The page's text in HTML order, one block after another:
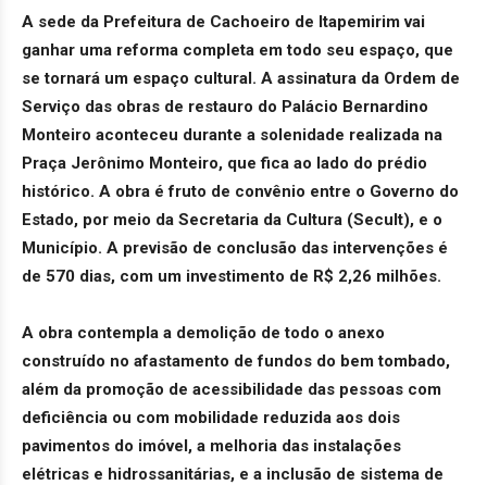
A sede da Prefeitura de Cachoeiro de Itapemirim vai
ganhar uma reforma completa em todo seu espaço, que
se tornará um espaço cultural. A assinatura da Ordem de
Serviço das obras de restauro do Palácio Bernardino
Monteiro aconteceu durante a solenidade realizada na
Praça Jerônimo Monteiro, que fica ao lado do prédio
histórico. A obra é fruto de convênio entre o Governo do
Estado, por meio da Secretaria da Cultura (Secult), e o
Município. A previsão de conclusão das intervenções é
de 570 dias, com um investimento de R$ 2,26 milhões.
A obra contempla a demolição de todo o anexo
construído no afastamento de fundos do bem tombado,
além da promoção de acessibilidade das pessoas com
deficiência ou com mobilidade reduzida aos dois
pavimentos do imóvel, a melhoria das instalações
elétricas e hidrossanitárias, e a inclusão de sistema de